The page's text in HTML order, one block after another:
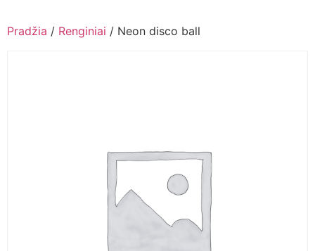
Pradžia / Renginiai / Neon disco ball